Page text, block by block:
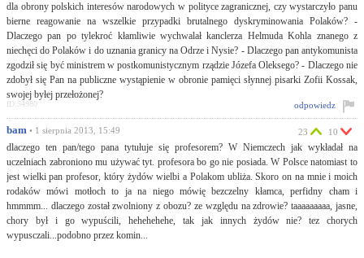
dla obrony polskich interesów narodowych w polityce zagranicznej, czy wystarczyło panu
bierne reagowanie na wszelkie przypadki brutalnego dyskryminowania Polaków? -
Dlaczego pan po tylekroć kłamliwie wychwalał kanclerza Helmuda Kohla znanego z
niechęci do Polaków i do uznania granicy na Odrze i Nysie? - Dlaczego pan antykomunista
zgodził się być ministrem w postkomunistycznym rządzie Józefa Oleksego? - Dlaczego nie
zdobył się Pan na publiczne wystąpienie w obronie pamięci słynnej pisarki Zofii Kossak,
swojej byłej przełożonej?
odpowiedz
ID:54980
bam • 1 sierpnia 2013, 15:49
dlaczego ten pan/tego pana tytułuje się profesorem? W Niemczech jak wykładał na
uczelniach zabroniono mu używać tyt. profesora bo go nie posiada. W Polsce natomiast to
jest wielki pan profesor, który żydów wielbi a Polakom ubliża. Skoro on na mnie i moich
rodaków mówi motłoch to ja na niego mówię bezczelny kłamca, perfidny cham i
hmmmm... dlaczego został zwolniony z obozu? ze względu na zdrowie? taaaaaaaaa, jasne,
chory był i go wypuścili, hehehehehe, tak jak innych żydów nie? tez chorych
wypusczali...podobno przez komin...
23 10